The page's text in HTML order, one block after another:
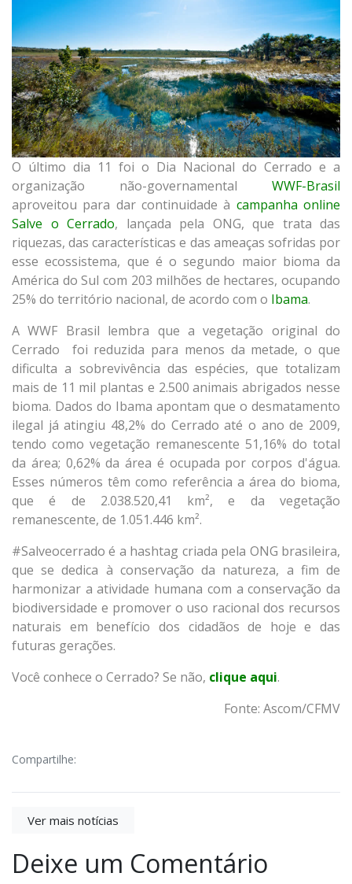
O último dia 11 foi o Dia Nacional do Cerrado e a
organização não-governamental WWF-Brasil
aproveitou para dar continuidade à campanha online
Salve o Cerrado, lançada pela ONG, que trata das
riquezas, das características e das ameaças sofridas por
esse ecossistema, que é o segundo maior bioma da
América do Sul com 203 milhões de hectares, ocupando
25% do território nacional, de acordo com o Ibama.
A WWF Brasil lembra que a vegetação original do
Cerrado foi reduzida para menos da metade, o que
dificulta a sobrevivência das espécies, que totalizam
mais de 11 mil plantas e 2.500 animais abrigados nesse
bioma. Dados do Ibama apontam que o desmatamento
ilegal já atingiu 48,2% do Cerrado até o ano de 2009,
tendo como vegetação remanescente 51,16% do total
da área; 0,62% da área é ocupada por corpos d'água.
Esses números têm como referência a área do bioma,
que é de 2.038.520,41 km², e da vegetação
remanescente, de 1.051.446 km².
#Salveocerrado é a hashtag criada pela ONG brasileira,
que se dedica à conservação da natureza, a fim de
harmonizar a atividade humana com a conservação da
biodiversidade e promover o uso racional dos recursos
naturais em benefício dos cidadãos de hoje e das
futuras gerações.
Você conhece o Cerrado? Se não, clique aqui.
Fonte: Ascom/CFMV
Compartilhe:
Ver mais notícias
Deixe um Comentário